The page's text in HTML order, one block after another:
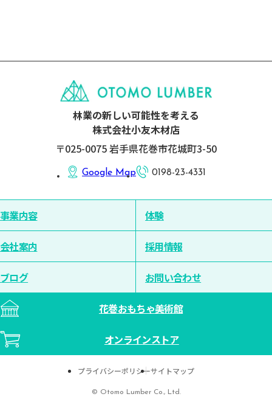
林業の新しい可能性を考える
株式会社小友木材店
〒025-0075 岩手県花巻市花城町3-50
Google Map 0198-23-4331
事業内容 体験
会社案内 採用情報
ブログ お問い合わせ
花巻おもちゃ美術館
オンラインストア
プライバシーポリシーサイトマップ
© Otomo Lumber Co., Ltd.